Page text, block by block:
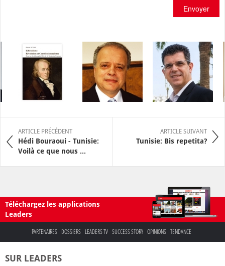
Envoyer
ARTICLE PRÉCÉDENT
Hédi Bouraoui - Tunisie:
Voilà ce que nous ...
ARTICLE SUIVANT
Tunisie: Bis repetita?
Téléchargez les applications
Leaders
PARTENAIRES DOSSIERS LEADERS TV SUCCESS STORY OPINIONS TENDANCE
SUR LEADERS